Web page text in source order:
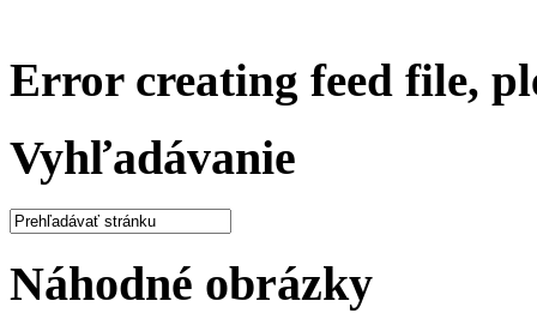
Error creating feed file,
Vyhľadávanie
Náhodné obrázky